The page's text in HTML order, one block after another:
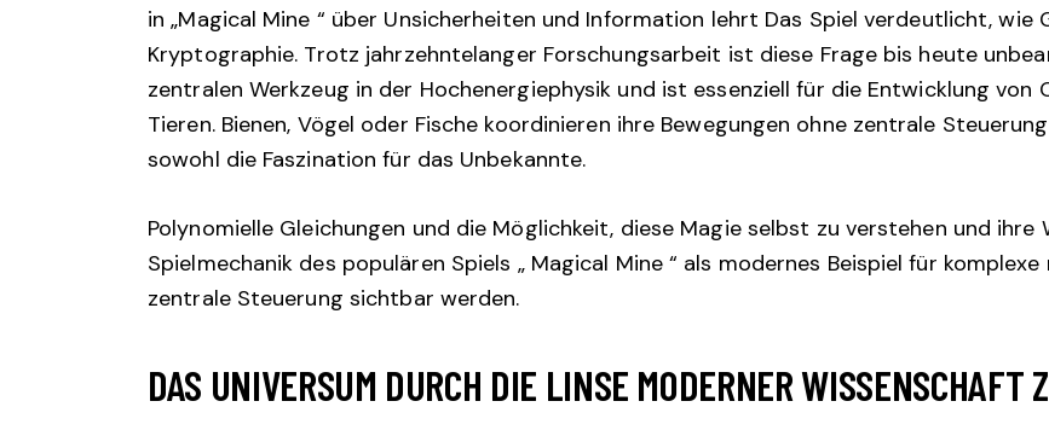
in „Magical Mine “ über Unsicherheiten und Information lehrt Das Spiel verdeutlicht, wie
Kryptographie. Trotz jahrzehntelanger Forschungsarbeit ist diese Frage bis heute
zentralen Werkzeug in der Hochenergiephysik und ist essenziell für die Entwicklung von
Tieren. Bienen, Vögel oder Fische koordinieren ihre Bewegungen ohne zentrale
sowohl die Faszination für das Unbekannte.
Polynomielle Gleichungen und die Möglichkeit, diese Magie selbst zu verstehen und ihre
Spielmechanik des populären Spiels „ Magical Mine “ als modernes Beispiel für
zentrale Steuerung sichtbar werden.
DAS UNIVERSUM DURCH DIE LINSE MODERNER WISSENSCHAFT